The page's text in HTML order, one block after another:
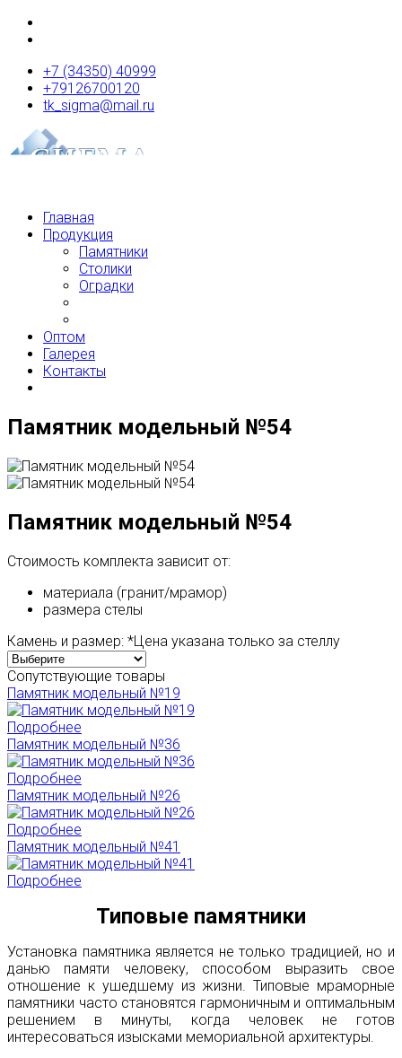
+7 (34350) 40999
+79126700120
tk_sigma@mail.ru
Главная
Продукция
Памятники
Столики
Оградки
Оптом
Галерея
Контакты
Памятник модельный №54
Памятник модельный №54
Стоимость комплекта зависит от:
материала (гранит/мрамор)
размера стелы
Камень и размер: *Цена указана только за стеллу
Сопутствующие товары
Памятник модельный №19
Подробнее
Памятник модельный №36
Подробнее
Памятник модельный №26
Подробнее
Памятник модельный №41
Подробнее
Типовые памятники
Установка памятника является не только традицией, но и
данью памяти человеку, способом выразить свое
отношение к ушедшему из жизни. Типовые мраморные
памятники часто становятся гармоничным и оптимальным
решением в минуты, когда человек не готов
интересоваться изысками мемориальной архитектуры.